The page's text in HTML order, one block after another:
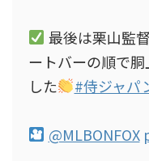
最後は栗山監
ートバーの順で
した
#侍ジャパ
@MLBONFOX